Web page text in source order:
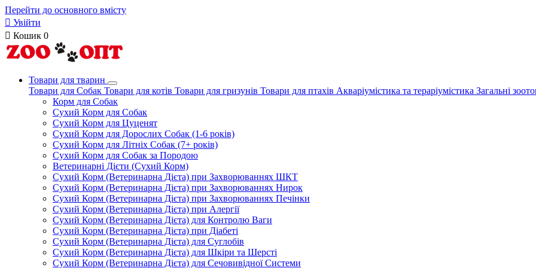
Перейти до основного вмісту
 Увійти
 Кошик 0
Товари для тварин
Товари для Собак Товари для котів Товари для гризунів Товари для птахів Акваріумістика та тераріумістика Загальні
Корм для Собак
Сухий Корм для Собак
Сухий Корм для Цуценят
Сухий Корм для Дорослих Собак (1-6 років)
Сухий Корм для Літніх Собак (7+ років)
Сухий Корм для Собак за Породою
Ветеринарні Дієти (Сухий Корм)
Сухий Корм (Ветеринарна Дієта) при Захворюваннях ШКТ
Сухий Корм (Ветеринарна Дієта) при Захворюваннях Нирок
Сухий Корм (Ветеринарна Дієта) при Захворюваннях Печінки
Сухий Корм (Ветеринарна Дієта) при Алергії
Сухий Корм (Ветеринарна Дієта) для Контролю Ваги
Сухий Корм (Ветеринарна Дієта) при Діабеті
Сухий Корм (Ветеринарна Дієта) для Суглобів
Сухий Корм (Ветеринарна Дієта) для Шкіри та Шерсті
Сухий Корм (Ветеринарна Дієта) для Сечовивідної Системи